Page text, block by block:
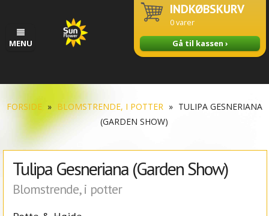
MENU
INDKØBSKURV
0varer
Gå til kassen ›
FORSIDE » BLOMSTRENDE, I POTTER » TULIPA GESNERIANA
(GARDEN SHOW)
Tulipa Gesneriana (Garden Show)
Blomstrende, i potter